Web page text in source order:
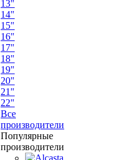
13"
14"
15"
16"
17"
18"
19"
20"
21"
22"
Все
производители
Популярные
производители